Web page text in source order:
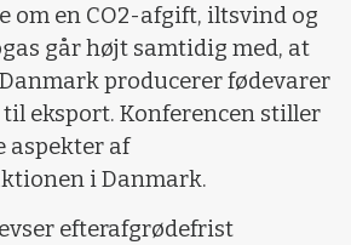
om en CO2-afgift, iltsvind og
går højt samtidig med, at
producerer fødevarer
eksport. Konferencen stiller
aspekter af
i Danmark.
efterafgrødefrist